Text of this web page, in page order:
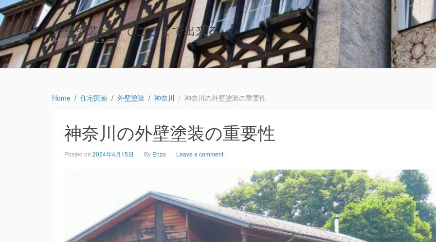
外壁塗装だってここまで出来る
外壁塗装だってここまで出来る
Home 住宅関連 外壁塗装 神奈川 神奈川の外壁塗装の重要性
神奈川の外壁塗装の重要性
Posted on 2024年4月15日 By Enzo Leave a comment